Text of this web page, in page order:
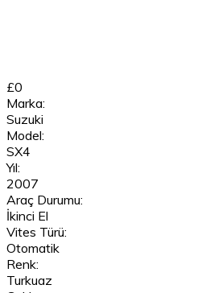
£0
Marka:
Suzuki
Model:
SX4
Yıl:
2007
Araç Durumu:
İkinci El
Vites Türü:
Otomatik
Renk:
Turkuaz